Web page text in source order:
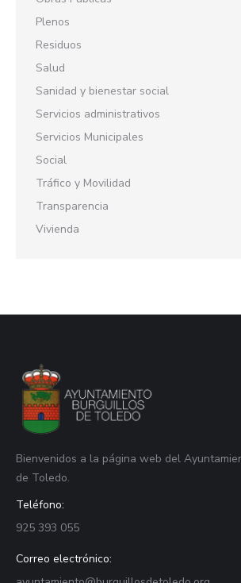
Plenos
Residuos
Salud
Sanidad y bienestar social
Servicios administrativos
Servicios Municipales
Social
Tráfico y Movilidad
Transparencia
Vivienda
Bienvenidos a la página web del
de Toledo.
Teléfono:
925 393 055
Correo electrónico: